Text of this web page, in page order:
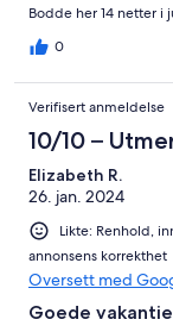
Bodde her 14 netter i
0
Verifisert anmeldelse
10/10 –
Elizabeth R.
26. jan. 2024
Likte: Renhold,
annonsens korrekthet
Oversett med
Goede